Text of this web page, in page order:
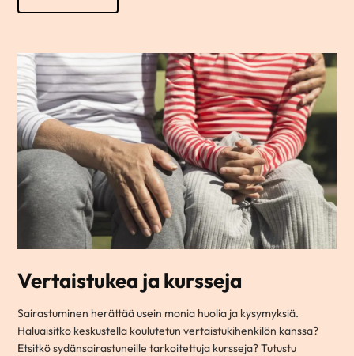
Vertaistukea ja kursseja
Sairastuminen herättää usein monia huolia ja kysymyksiä.
Haluaisitko keskustella koulutetun vertaistukihenkilön kanssa?
Etsitkö sydänsairastuneille tarkoitettuja kursseja? Tutustu